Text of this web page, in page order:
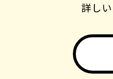
詳し